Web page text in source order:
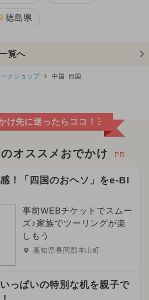
徳島県
覧へ
ークショップ 中国･四国
け先に迷ったらココ！
オススメおでかけ PR
！「四国のおヘソ」をe-BI
事前WEBチケットでスムー
ズ♪家族でツーリングが楽
しもう
高知県長岡郡本山町
っぱいの特別な机を親子で